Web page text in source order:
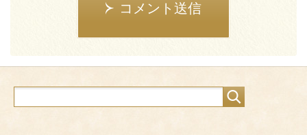
コメント送信